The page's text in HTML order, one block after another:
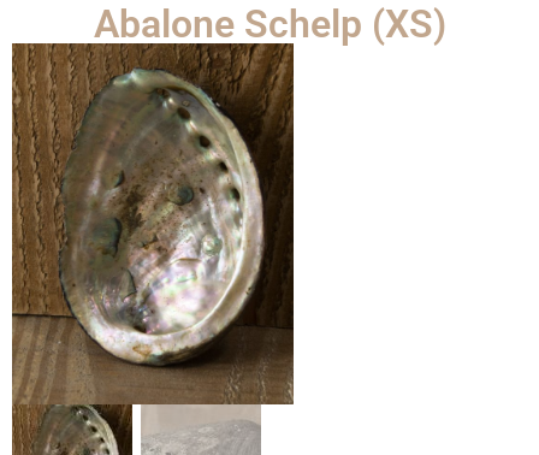
Abalone Schelp (XS)